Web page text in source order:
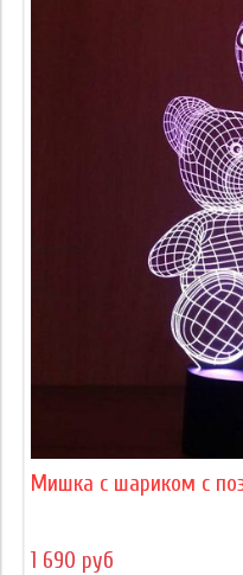
Мишка с шариком с
1 690 руб